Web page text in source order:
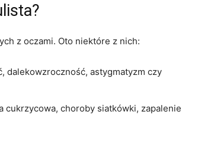
z oczami. Oto niektóre z nich:
dalekowzroczność, astygmatyzm czy
cukrzycowa, choroby siatkówki, zapalenie